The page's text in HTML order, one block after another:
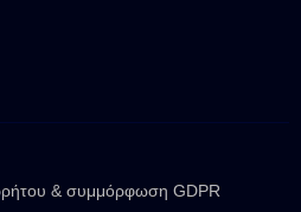
& συμμόρφωση GDPR